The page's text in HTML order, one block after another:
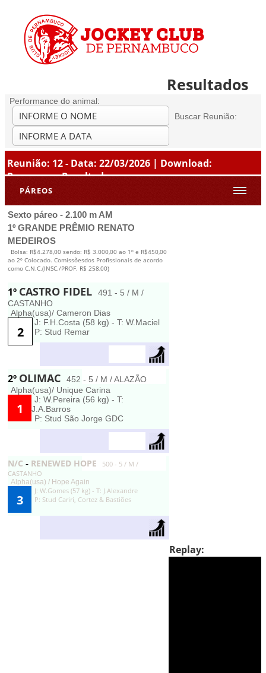
Resultados
Performance do animal:
Buscar Reunião:
Reunião: 12 - Data: 22/03/2026 | Download:
Programa-Resultados
PÁREOS
Sexto páreo - 2.100 m AM
1º GRANDE PRÊMIO RENATO
MEDEIROS
Bolsa: R$4.278,00 sendo: R$ 3.000,00 ao 1º e R$450,00
ao 2º Colocado. Comissõesdos Profissionais de acordo
como C.N.C.(INSC./PROF. R$ 258,00)
1º CASTRO FIDEL
491 - 5 / M /
CASTANHO
Alpha(usa)/ Cameron Dias
2
J: F.H.Costa (58 kg) - T: W.Maciel
P: Stud Remar
2º OLIMAC
452 - 5 / M / ALAZÃO
Alpha(usa)/ Unique Carina
1
J: W.Pereira (56 kg) - T:
J.A.Barros
P: Stud São Jorge GDC
N/C - RENEWED HOPE
500 - 5 / M /
CASTANHO
Alpha(usa) / Hope Again
3
J: W.Gomes (57 kg) - T: J.Alexandre
P: Stud Cariri, Cortez & Bastiões
Replay: